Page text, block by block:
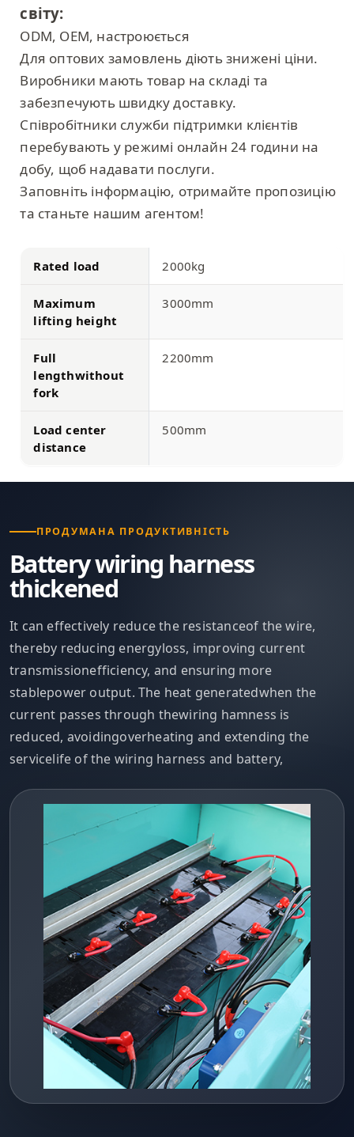
світу:
ODM, OEM, настроюється
Для оптових замовлень діють знижені ціни.
Виробники мають товар на складі та
забезпечують швидку доставку.
Співробітники служби підтримки клієнтів
перебувають у режимі онлайн 24 години на
добу, щоб надавати послуги.
Заповніть інформацію, отримайте пропозицію
та станьте нашим агентом!
Rated load 2000kg
Maximum
lifting height
3000mm
Full
lengthwithout
fork
2200mm
Load center
distance
500mm
ПРОДУМАНА ПРОДУКТИВНІСТЬ
Battery wiring harness
thickened
It can effectively reduce the resistanceof the wire,
thereby reducing energyloss, improving current
transmissionefficiency, and ensuring more
stablepower output. The heat generatedwhen the
current passes through thewiring hamness is
reduced, avoidingoverheating and extending the
servicelife of the wiring harness and battery,